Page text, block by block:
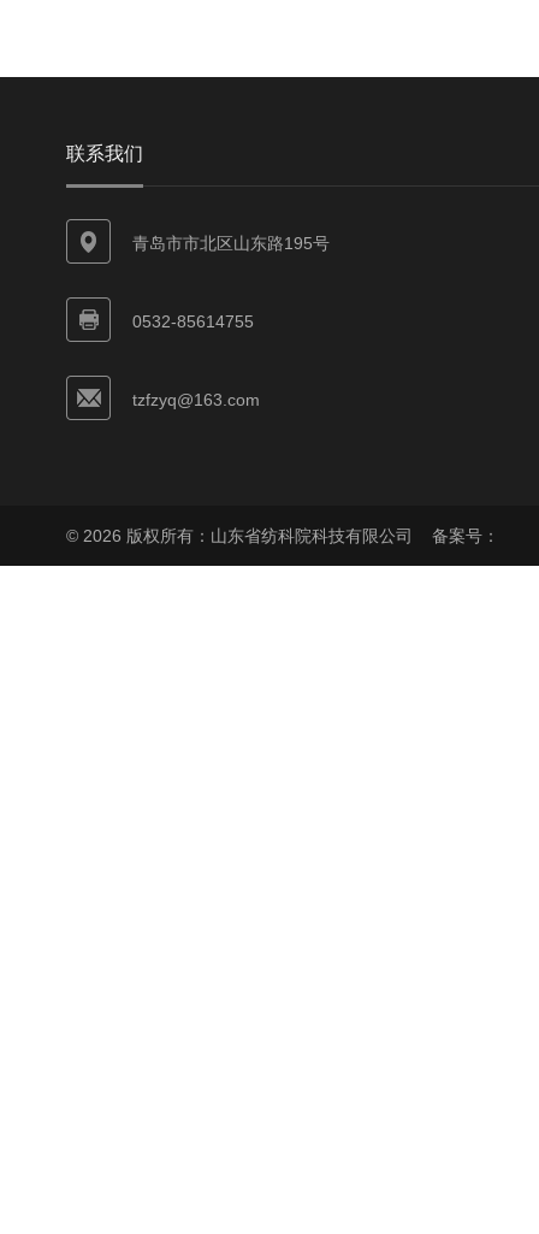
联系我们
青岛市市北区山东路195号
0532-85614755
tzfzyq@163.com
© 2026 版权所有：山东省纺科院科技有限公司 备案号：